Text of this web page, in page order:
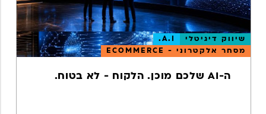
שיווק דיגיטלי
A.I.
מסחר אלקטרוני - ECOMMERCE
ה-AI שלכם מוכן. הלקוח - לא בטוח.